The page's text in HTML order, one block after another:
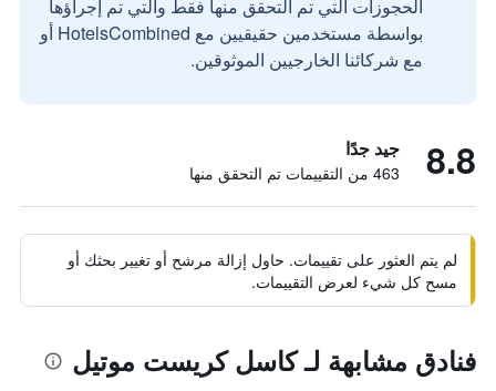
الحجوزات التي تم التحقق منها فقط والتي تم إجراؤها
بواسطة مستخدمين حقيقيين مع HotelsCombined أو
مع شركائنا الخارجيين الموثوقين.
8.8 جيد جدًا
463 من التقييمات تم التحقق منها
لم يتم العثور على تقييمات. حاول إزالة مرشح أو تغيير بحثك أو
مسح كل شيء لعرض التقييمات.
فنادق مشابهة لـ كاسل كريست موتيل